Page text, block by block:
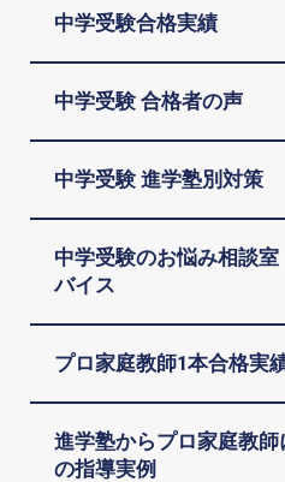
中学受験合格実績
中学受験 合格者の声
中学受験 進学塾別対策
中学受験のお悩み相談
バイス
プロ家庭教師1本合格実
進学塾からプロ家庭教
の指導実例